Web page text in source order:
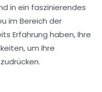
in ein faszinierendes
im Bereich der
Erfahrung haben, Ihre
um Ihre